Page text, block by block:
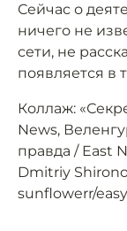
Сейчас о
ничего не
сети, не
появляется в
Коллаж:
News,
правда / East
Dmitriy
sunflowerr/